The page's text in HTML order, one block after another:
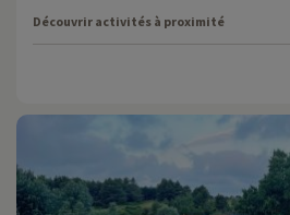
Découvrir activités à proximité